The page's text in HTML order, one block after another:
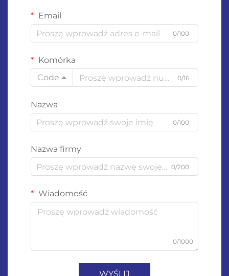
Email
0/100
Komórka
Code
0/16
Nazwa
0/100
Nazwa firmy
0/200
Wiadomość
0/1000
WYŚLIJ